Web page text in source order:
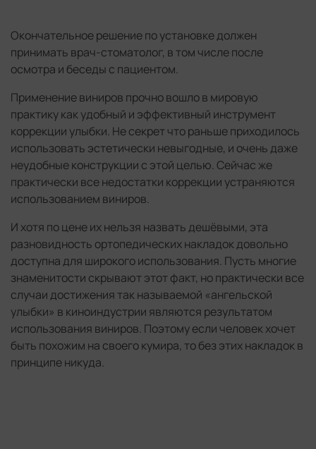
Окончательное решение по установке должен
принимать врач-стоматолог, в том числе после
осмотра и беседы с пациентом.
Применение виниров прочно вошло в мировую
практику как удобный и эффективный инструмент
коррекции улыбки. Не секрет что раньше приходилось
использовать эстетически невыгодные, и очень даже
неудобные конструкции с этой целью. Сейчас же
практически все недостатки коррекции устраняются
использованием виниров.
И хотя по цене их нельзя назвать дешёвыми, эта
разновидность ортопедических накладок довольно
доступна для широкого использования. Пусть многие
знаменитости скрывают этот факт, но практически все
случаи достижения так называемой «ангельской
улыбки» в киноиндустрии являются результатом
использования виниров. Поэтому если человек хочет
быть похожим на своего кумира, то без этих накладок в
принципе никуда.